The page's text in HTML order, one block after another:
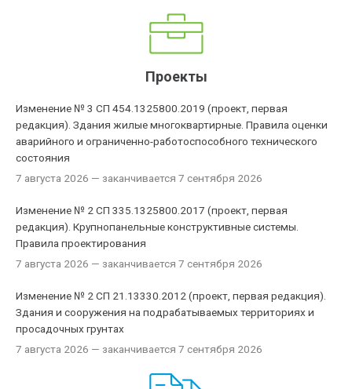
Проекты
Изменение № 3 СП 454.1325800.2019 (проект, первая
редакция). Здания жилые многоквартирные. Правила оценки
аварийного и ограниченно-работоспособного технического
состояния
7 августа 2026 — заканчивается 7 сентября 2026
Изменение № 2 СП 335.1325800.2017 (проект, первая
редакция). Крупнопанельные конструктивные системы.
Правила проектирования
7 августа 2026 — заканчивается 7 сентября 2026
Изменение № 2 СП 21.13330.2012 (проект, первая редакция).
Здания и сооружения на подрабатываемых территориях и
просадочных грунтах
7 августа 2026 — заканчивается 7 сентября 2026